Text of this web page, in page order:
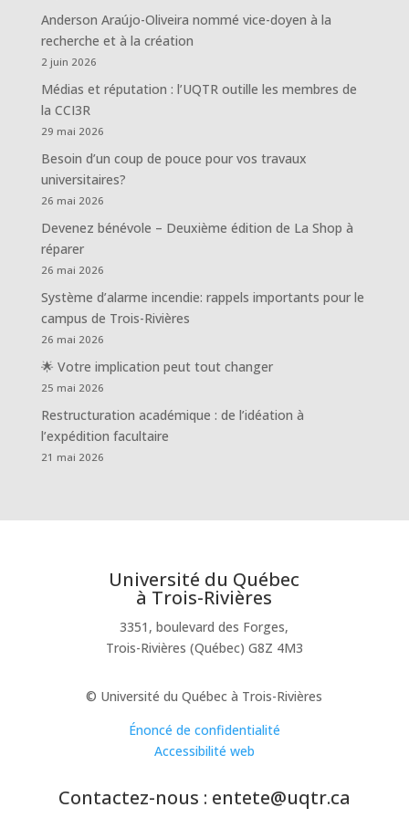
Anderson Araújo-Oliveira nommé vice-doyen à la
recherche et à la création
2 juin 2026
Médias et réputation : l’UQTR outille les membres de
la CCI3R
29 mai 2026
Besoin d’un coup de pouce pour vos travaux
universitaires?
26 mai 2026
Devenez bénévole – Deuxième édition de La Shop à
réparer
26 mai 2026
Système d’alarme incendie: rappels importants pour le
campus de Trois-Rivières
26 mai 2026
🌟 Votre implication peut tout changer
25 mai 2026
Restructuration académique : de l’idéation à
l’expédition facultaire
21 mai 2026
Université du Québec
à Trois-Rivières
3351, boulevard des Forges,
Trois-Rivières (Québec) G8Z 4M3
© Université du Québec à Trois-Rivières
Énoncé de confidentialité
Accessibilité web
Contactez-nous : entete@uqtr.ca